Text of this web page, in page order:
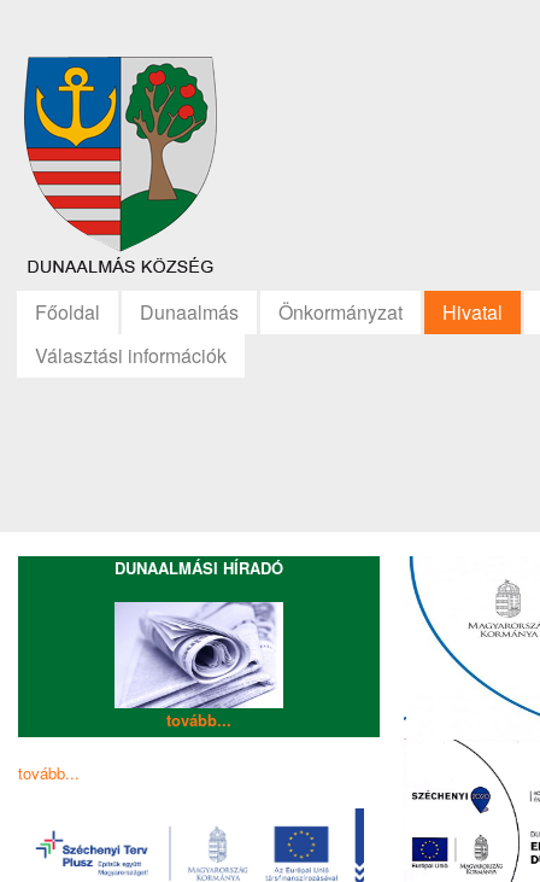
Főoldal Dunaalmás Önkormányzat
Hivatal
Választási információk
DUNAALMÁSI HÍRADÓ
tovább...
tovább...